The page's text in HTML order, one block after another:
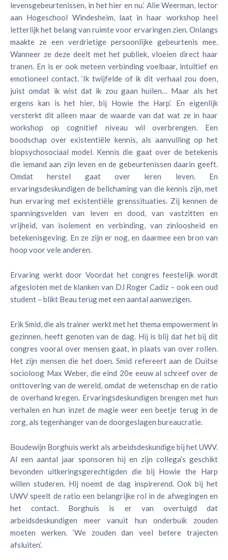
levensgebeurtenissen, in het hier en nu.’ Alie Weerman, lector
aan Hogeschool Windesheim, laat in haar workshop heel
letterlijk het belang van ruimte voor ervaringen zien. Onlangs
maakte ze een verdrietige persoonlijke gebeurtenis mee.
Wanneer ze deze deelt met het publiek, vloeien direct haar
tranen. En is er ook meteen verbinding voelbaar, intuïtief en
emotioneel contact. ‘Ik twijfelde of ik dit verhaal zou doen,
juist omdat ik wist dat ik zou gaan huilen… Maar als het
ergens kan is het hier, bij Howie the Harp’. En eigenlijk
versterkt dit alleen maar de waarde van dat wat ze in haar
workshop op cognitief niveau wil overbrengen. Een
boodschap over existentiële kennis, als aanvulling op het
biopsychosociaal model. Kennis die gaat over de betekenis
die iemand aan zijn leven en de gebeurtenissen daarin geeft.
Omdat herstel gaat over leren leven. En
ervaringsdeskundigen de belichaming van die kennis zijn, met
hun ervaring met existentiële grenssituaties. Zij kennen de
spanningsvelden van leven en dood, van vastzitten en
vrijheid, van isolement en verbinding, van zinloosheid en
betekenisgeving. En ze zijn er nog, en daarmee een bron van
hoop voor vele anderen.
Ervaring werkt door Voordat het congres feestelijk wordt
afgesloten met de klanken van DJ Roger Cadiz – ook een oud
student – blikt Beau terug met een aantal aanwezigen.
Erik Smid, die als trainer werkt met het thema empowerment in
gezinnen, heeft genoten van de dag. Hij is blij dat het bij dit
congres vooral over mensen gaat, in plaats van over rollen.
Het zijn mensen die het doen. Smid refereert aan de Duitse
socioloog Max Weber, die eind 20e eeuw al schreef over de
onttovering van de wereld, omdat de wetenschap en de ratio
de overhand kregen. Ervaringsdeskundigen brengen met hun
verhalen en hun inzet de magie weer een beetje terug in de
zorg, als tegenhanger van de doorgeslagen bureaucratie.
Boudewijn Borghuis werkt als arbeidsdeskundige bij het UWV.
Al een aantal jaar sponsoren hij en zijn collega’s geschikt
bevonden uitkeringsgerechtigden die bij Howie the Harp
willen studeren. Hij noemt de dag inspirerend. Ook bij het
UWV speelt de ratio een belangrijke rol in de afwegingen en
het contact. Borghuis is er van overtuigd dat
arbeidsdeskundigen meer vanuit hun onderbuik zouden
moeten werken. ‘We zouden dan veel betere trajecten
afsluiten’.